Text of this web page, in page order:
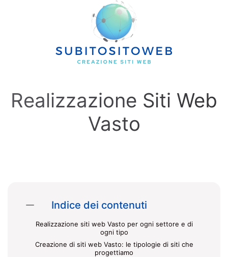
Skip to main content
Realizzazione Siti Web
Vasto
Indice dei contenuti
Realizzazione siti web Vasto per ogni settore e di
ogni tipo
Creazione di siti web Vasto: le tipologie di siti che
progettiamo